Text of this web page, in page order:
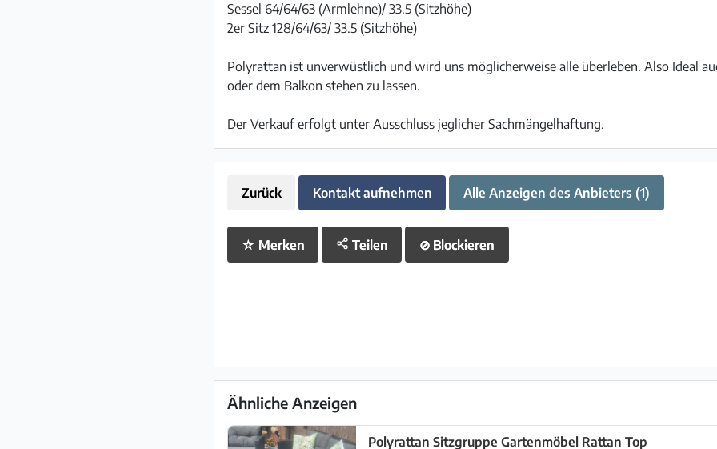
Sessel 64/64/63 (Armlehne)/ 33.5 (Sitzhöhe)
2er Sitz 128/64/63/ 33.5 (Sitzhöhe)
Polyrattan ist unverwüstlich und wird uns möglicherweise alle überleben. Also Ideal
oder dem Balkon stehen zu lassen.
Der Verkauf erfolgt unter Ausschluss jeglicher Sachmängelhaftung.
Zurück Kontakt aufnehmen Alle Anzeigen des Anbieters (1)
☆ Merken Teilen ⊘ Blockieren
Ähnliche Anzeigen
Polyrattan Sitzgruppe Gartenmöbel Rattan Top